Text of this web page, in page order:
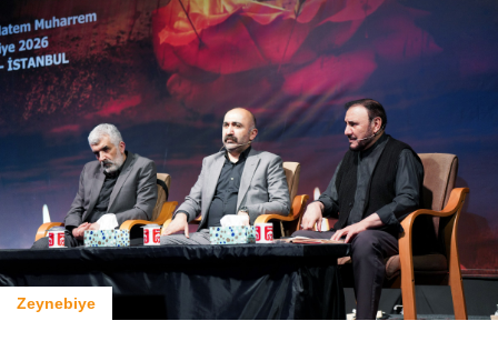
Zeynebiye